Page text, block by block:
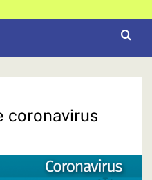
coronavirus